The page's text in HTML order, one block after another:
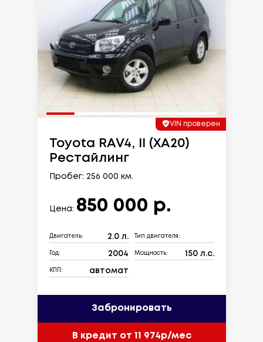
VIN проверен
Toyota RAV4, II (XA20)
Рестайлинг
Пробег: 256 000 км.
Цена: 850 000 р.
Двигатель: 2.0 л. Тип двигателя:
Год: 2004 Мощность: 150 л.с.
КПП: автомат
Забронировать
В кредит от 11 974р/мес